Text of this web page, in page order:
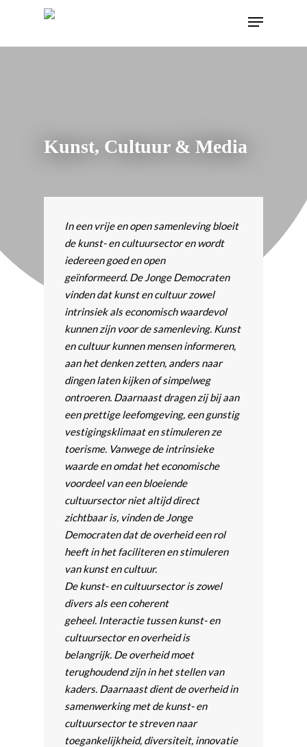
Kunst, Cultuur & Media
In een vrije en open samenleving bloeit
de kunst- en cultuursector en wordt
iedereen goed en open
geïnformeerd. De Jonge Democraten
vinden dat kunst en cultuur zowel
intrinsiek als economisch waardevol
kunnen zijn voor de samenleving. Kunst
en cultuur kunnen mensen informeren,
aan het denken zetten, anders naar
dingen laten kijken of simpelweg
ontroeren. Daarnaast dragen zij bij aan
een prettige leefomgeving, een gunstig
vestigingsklimaat en stimuleren ze
toerisme. Vanwege de intrinsieke
waarde en omdat het economische
voordeel van een bloeiende
cultuursector niet altijd direct
zichtbaar is, vinden de Jonge
Democraten dat de overheid een rol
heeft in het faciliteren en stimuleren
van kunst en cultuur.
De kunst- en cultuursector is zowel
divers als een coherent
geheel. Interactie tussen kunst- en
cultuursector en overheid is
belangrijk. De overheid moet
terughoudend zijn in het stellen van
kaders. Daarnaast dient de overheid in
samenwerking met de kunst- en
cultuursector te streven naar
toegankelijkheid, diversiteit, innovatie